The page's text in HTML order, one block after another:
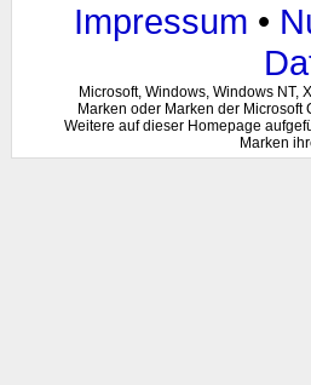
Impressum •
Microsoft, Windows, Windows NT,
Marken oder Marken der
Weitere auf dieser Homepage
Marken